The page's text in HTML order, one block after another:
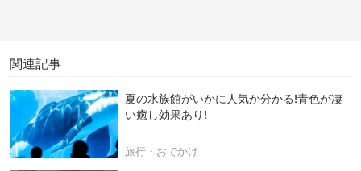
関連記事
夏の水族館がいかに人気か分かる!青色が凄
い癒し効果あり!
旅行・おでかけ